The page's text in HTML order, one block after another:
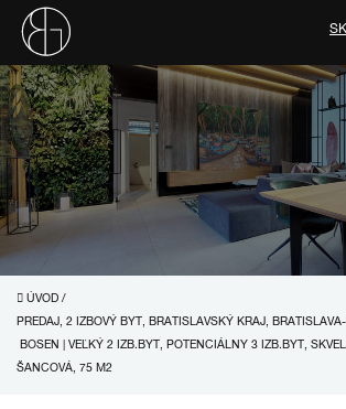
SK
ÚVOD /
PREDAJ, 2 IZBOVÝ BYT, BRATISLAVSKÝ KRAJ,
BOSEN | VEĽKÝ 2 IZB.BYT, POTENCIÁLNY 3 IZB.BYT,
ŠANCOVÁ, 75 M2